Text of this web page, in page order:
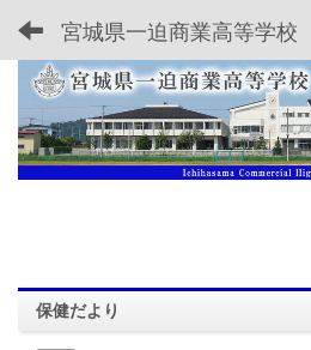
宮城県一迫商業高等学校
保健だより